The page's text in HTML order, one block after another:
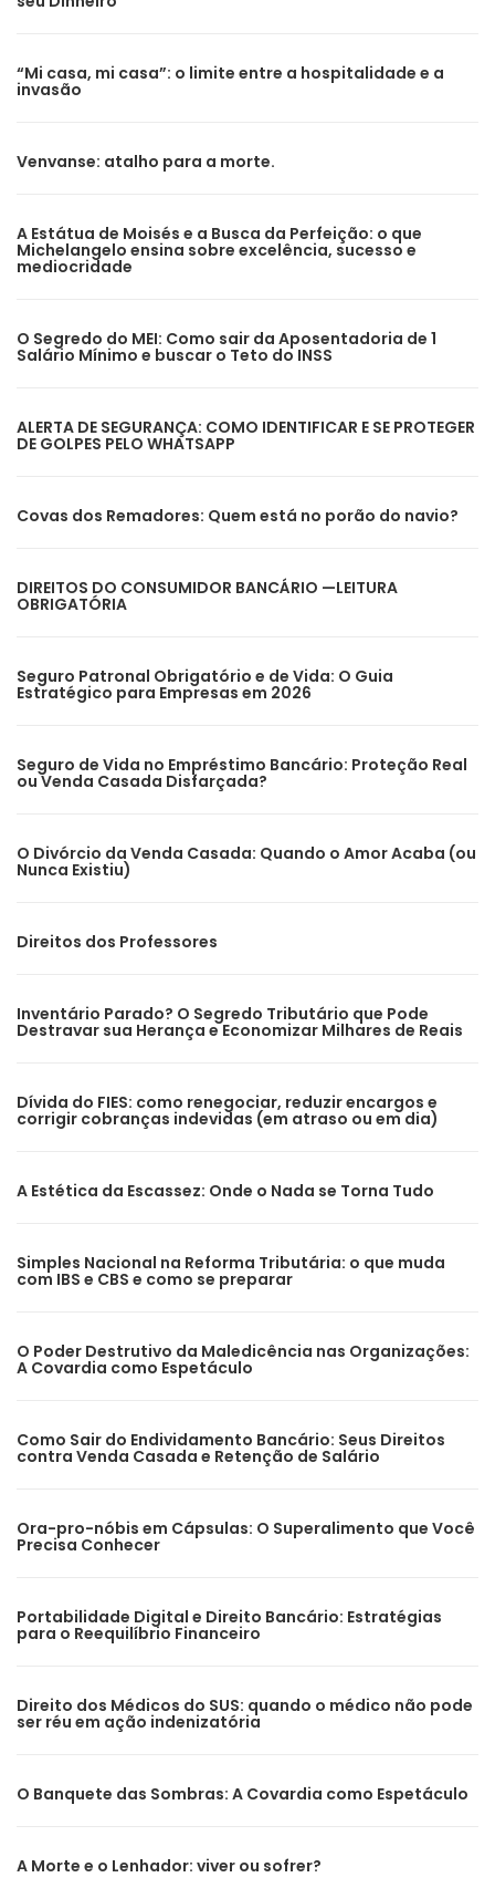
“Mi casa, mi casa”: o limite entre a hospitalidade e a
invasão
Venvanse: atalho para a morte.
A Estátua de Moisés e a Busca da Perfeição: o que
Michelangelo ensina sobre excelência, sucesso e
mediocridade
O Segredo do MEI: Como sair da Aposentadoria de 1
Salário Mínimo e buscar o Teto do INSS
ALERTA DE SEGURANÇA: COMO IDENTIFICAR E SE PROTEGER
DE GOLPES PELO WHATSAPP
Covas dos Remadores: Quem está no porão do navio?
DIREITOS DO CONSUMIDOR BANCÁRIO —LEITURA
OBRIGATÓRIA
Seguro Patronal Obrigatório e de Vida: O Guia
Estratégico para Empresas em 2026
Seguro de Vida no Empréstimo Bancário: Proteção Real
ou Venda Casada Disfarçada?
O Divórcio da Venda Casada: Quando o Amor Acaba (ou
Nunca Existiu)
Direitos dos Professores
Inventário Parado? O Segredo Tributário que Pode
Destravar sua Herança e Economizar Milhares de Reais
Dívida do FIES: como renegociar, reduzir encargos e
corrigir cobranças indevidas (em atraso ou em dia)
A Estética da Escassez: Onde o Nada se Torna Tudo
Simples Nacional na Reforma Tributária: o que muda
com IBS e CBS e como se preparar
O Poder Destrutivo da Maledicência nas Organizações:
A Covardia como Espetáculo
Como Sair do Endividamento Bancário: Seus Direitos
contra Venda Casada e Retenção de Salário
Ora-pro-nóbis em Cápsulas: O Superalimento que Você
Precisa Conhecer
Portabilidade Digital e Direito Bancário: Estratégias
para o Reequilíbrio Financeiro
Direito dos Médicos do SUS: quando o médico não pode
ser réu em ação indenizatória
O Banquete das Sombras: A Covardia como Espetáculo
A Morte e o Lenhador: viver ou sofrer?